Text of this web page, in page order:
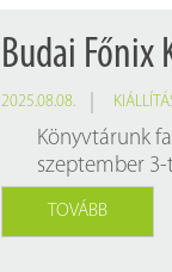
Budai Főnix
2025.08.08.
Könyvtárunk
szeptember
TOVÁBB